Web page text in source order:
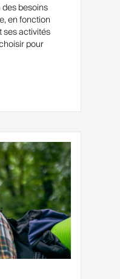
besoins
en fonction
ses activités
pour